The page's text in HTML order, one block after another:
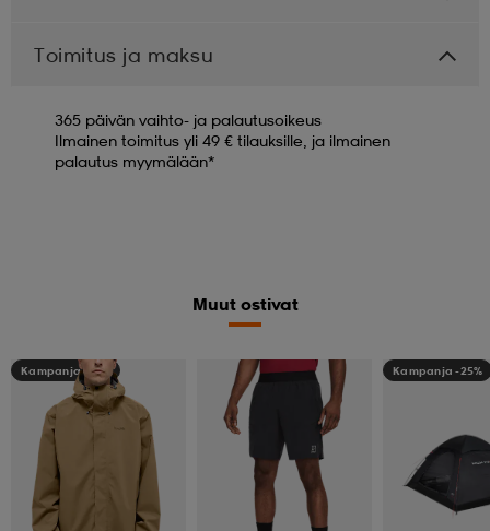
Toimitus ja maksu
365 päivän vaihto- ja palautusoikeus
Ilmainen toimitus yli 49 € tilauksille, ja ilmainen
palautus myymälään*
Muut ostivat
Kampanja -25% Kampanja -25%